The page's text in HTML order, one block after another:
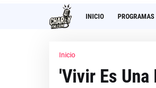
INICIO PROGRAMAS
Inicio
'Vivir Es